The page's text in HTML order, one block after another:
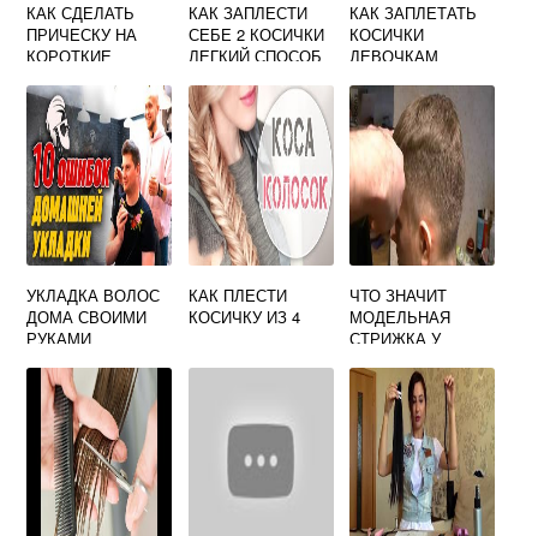
КАК СДЕЛАТЬ
ПРИЧЕСКУ НА
КОРОТКИЕ
СЕБЕ ЛЕГКО И
БЫСТРО
КАК ЗАПЛЕСТИ
СЕБЕ 2 КОСИЧКИ
ЛЕГКИЙ СПОСОБ
КАК ЗАПЛЕТАТЬ
КОСИЧКИ
ДЕВОЧКАМ
УКЛАДКА ВОЛОС
ДОМА СВОИМИ
РУКАМИ
КАК ПЛЕСТИ
КОСИЧКУ ИЗ 4
ЧТО ЗНАЧИТ
МОДЕЛЬНАЯ
СТРИЖКА У